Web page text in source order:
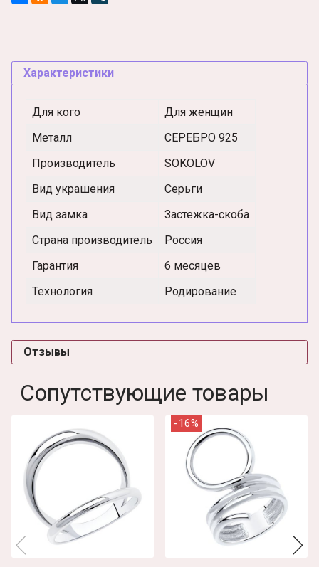
Характеристики
Для кого
Для женщин
Металл
СЕРЕБРО 925
Производитель
SOKOLOV
Вид украшения
Серьги
Вид замка
Застежка-скоба
Страна производитель
Россия
Гарантия
6 месяцев
Технология
Родирование
Отзывы
Сопутствующие товары
-16%